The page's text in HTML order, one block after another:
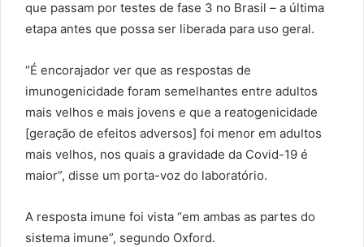
que passam por testes de fase 3 no Brasil – a última
etapa antes que possa ser liberada para uso geral.
“É encorajador ver que as respostas de
imunogenicidade foram semelhantes entre adultos
mais velhos e mais jovens e que a reatogenicidade
[geração de efeitos adversos] foi menor em adultos
mais velhos, nos quais a gravidade da Covid-19 é
maior”, disse um porta-voz do laboratório.
A resposta imune foi vista “em ambas as partes do
sistema imune”, segundo Oxford.